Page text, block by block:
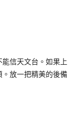
信天文台。如果上
放一把精美的後備